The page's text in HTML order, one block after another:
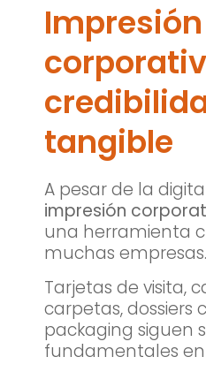
Impresión
tangible
A pesar de la
impresión
una herramienta
muchas empresas.
Tarjetas de visita,
carpetas, dossiers
packaging siguen
fundamentales